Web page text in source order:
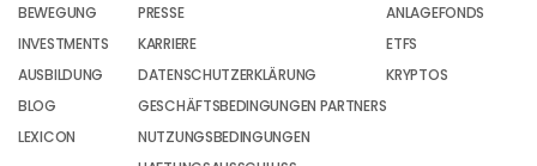
BEWEGUNG
INVESTMENTS
AUSBILDUNG
BLOG
LEXICON
PRESSE
KARRIERE
DATENSCHUTZERKLÄRUNG
GESCHÄFTSBEDINGUNGEN PARTNERS
NUTZUNGSBEDINGUNGEN
ANLAGEFONDS
ETFS
KRYPTOS